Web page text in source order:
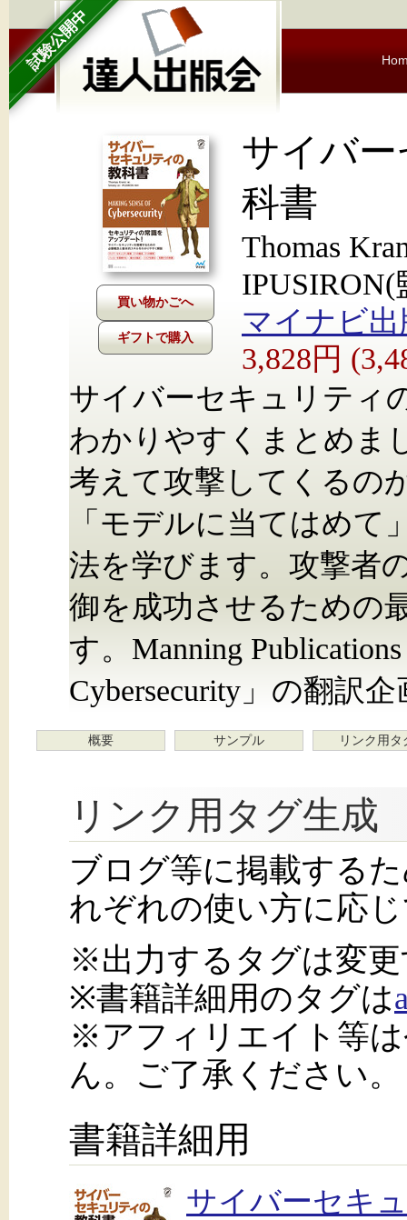
試験公開中
ギフトで購入
サイバ
科書
Thomas
IPUSIRON(
マイナビ出
3,828円
サイバーセキュリティ
わかりやすくまとめま
考えて攻撃してくるの
「モデルに当てはめて
法を学びます。攻撃者
御を成功させるための
す。Manning
Cybersecurity」の翻訳企
概要 サンプル リンク用タ
リンク用タグ生成
ブログ等に掲載する
れぞれの使い方に応
※出力するタグは変
※書籍詳細用のタグは
※アフィリエイト等
ん。ご了承ください。
書籍詳細用
サイバーセキ